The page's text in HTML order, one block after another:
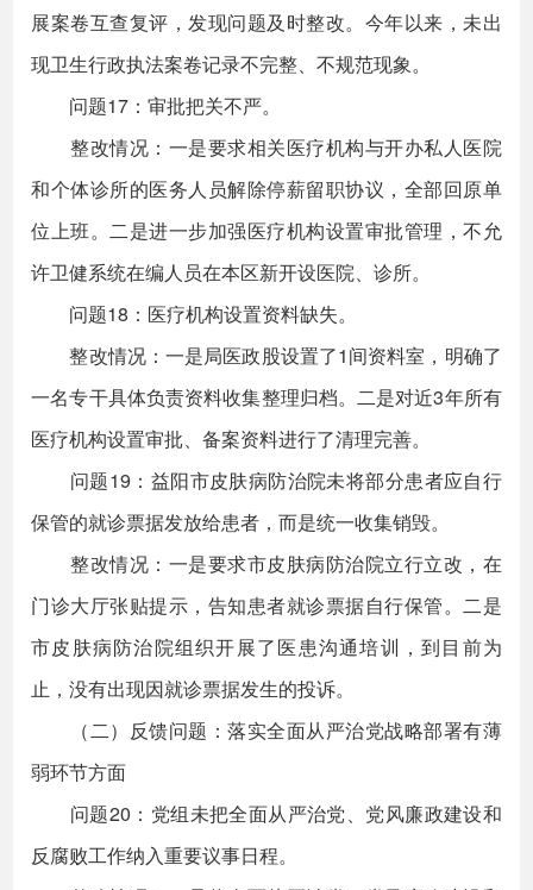
展案卷互查复评，发现问题及时整改。今年以来，未出
现卫生行政执法案卷记录不完整、不规范现象。
问题17：审批把关不严。
整改情况：一是要求相关医疗机构与开办私人医院
和个体诊所的医务人员解除停薪留职协议，全部回原单
位上班。二是进一步加强医疗机构设置审批管理，不允
许卫健系统在编人员在本区新开设医院、诊所。
问题18：医疗机构设置资料缺失。
整改情况：一是局医政股设置了1间资料室，明确了
一名专干具体负责资料收集整理归档。二是对近3年所有
医疗机构设置审批、备案资料进行了清理完善。
问题19：益阳市皮肤病防治院未将部分患者应自行
保管的就诊票据发放给患者，而是统一收集销毁。
整改情况：一是要求市皮肤病防治院立行立改，在
门诊大厅张贴提示，告知患者就诊票据自行保管。二是
市皮肤病防治院组织开展了医患沟通培训，到目前为
止，没有出现因就诊票据发生的投诉。
（二）反馈问题：落实全面从严治党战略部署有薄
弱环节方面
问题20：党组未把全面从严治党、党风廉政建设和
反腐败工作纳入重要议事日程。